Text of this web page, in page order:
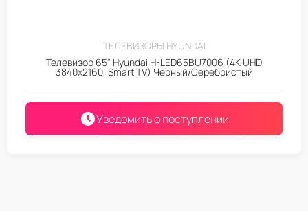
ТЕЛЕВИЗОРЫ HYUNDAI
Телевизор 65" Hyundai H-LED65BU7006 (4K UHD
3840x2160, Smart TV) Черный/Серебристый
Уведомить о поступлении